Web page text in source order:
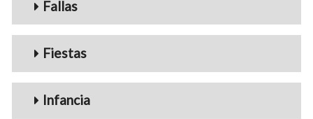
Fallas
Fiestas
Infancia